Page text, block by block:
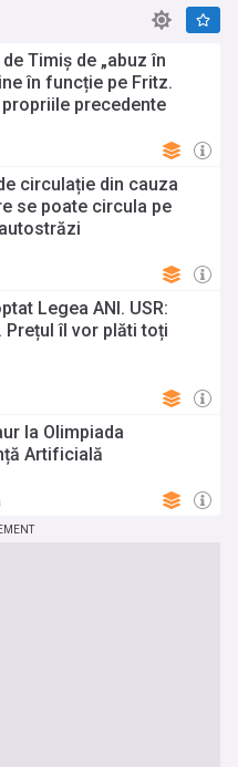
Timiș de „abuz în
în funcție pe Fritz.
precedente
circulație din cauza
se poate circula pe
Legea ANI. USR:
Prețul îl vor plăti toți
la Olimpiada
Artificială